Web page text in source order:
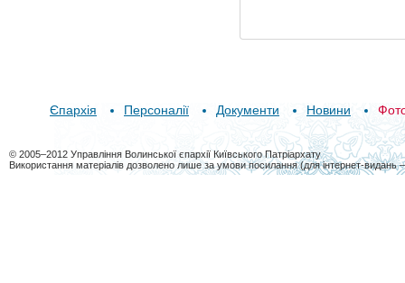
Єпархія Персоналії Документи Новини
© 2005–2012 Управління Волинської єпархії Київського Патріархату
Використання матеріалів дозволено лише за умови посилання (для інтернет-видань